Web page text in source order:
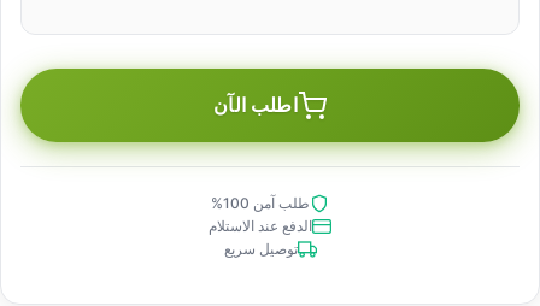
اطلب الآن
طلب آمن 100%
الدفع عند الاستلام
توصيل سريع